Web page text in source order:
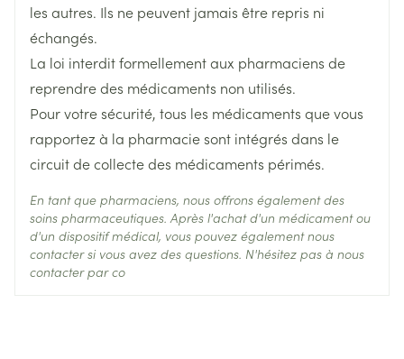
sensations de vertige, maux d'estomac, reflux
gastro-œsophagien, nausées (vomissements), vision
trouble, douleurs oculaires, difficulté à respirer,
présence de sang dans les urines, érection
prolongée, sensations de palpitations, battements
de cœur rapides, pression artérielle élevée, pression
artérielle basse, saignements de nez,
bourdonnement des oreilles, gonflement des mains,
des pieds ou des chevilles et sensation de fatigue.
prenez du riociguat. Ce médicament est utilisé pour
traiter l'hypertension artérielle pulmonaire (HTAP)
(c'est-à-dire une pression sanguine élevée dans les
artères pulmonaires) et l'hypertension pulmonaire
thromboembolique chronique (HTPC) (c'est-à-dire
une pression sanguine élevée dans les artères
pulmonaires due à la présence de caillots sanguins
persistants).
Préservation
25°C)
les autres. Ils ne peuvent jamais être repris ni
échangés.
La loi interdit formellement aux pharmaciens de
reprendre des médicaments non utilisés.
Pour votre sécurité, tous les médicaments que vous
rapportez à la pharmacie sont intégrés dans le
circuit de collecte des médicaments périmés.
En tant que pharmaciens, nous offrons également des
soins pharmaceutiques. Après l'achat d'un médicament ou
d'un dispositif médical, vous pouvez également nous
contacter si vous avez des questions. N'hésitez pas à nous
contacter par co